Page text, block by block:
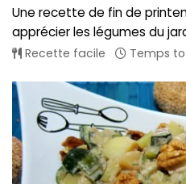
Une recette de fin de
apprécier les légumes du
Recette facile Temps